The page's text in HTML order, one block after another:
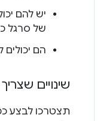
יש להם
של סרגל
הם
שינויים